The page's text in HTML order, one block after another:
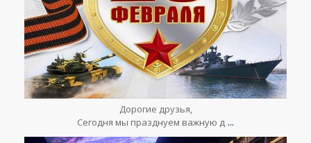
Фев 23
Дорогие друзья,
Сегодня мы празднуем важную д ...